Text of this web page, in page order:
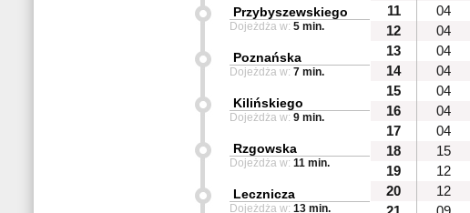
11
04
12
04
13
04
14
04
15
04
16
04
17
04
18
15
19
12
20
12
Przybyszewskiego
Dojeżdża w: 5 min.
Poznańska
Dojeżdża w: 7 min.
Kilińskiego
Dojeżdża w: 9 min.
Rzgowska
Dojeżdża w: 11 min.
Lecznicza
Dojeżdża w: 13 min.